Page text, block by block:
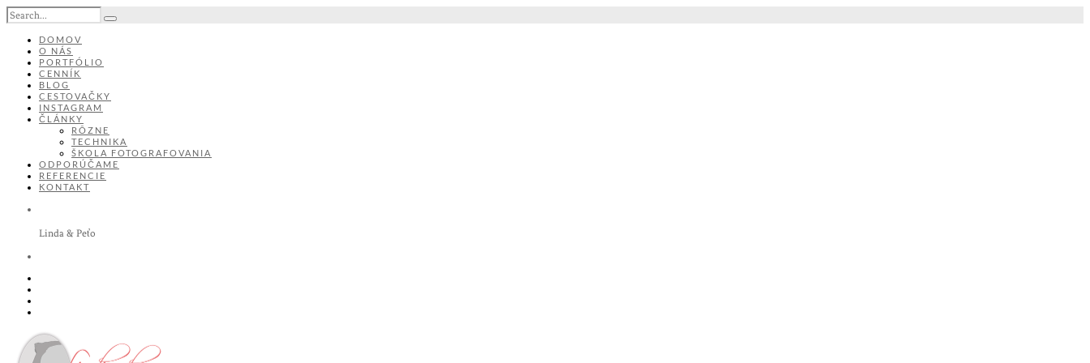
DOMOV
O NÁS
PORTFÓLIO
CENNÍK
BLOG
CESTOVAČKY
INSTAGRAM
ČLÁNKY
RÔZNE
TECHNIKA
ŠKOLA FOTOGRAFOVANIA
ODPORÚČAME
REFERENCIE
KONTAKT
Linda & Peťo